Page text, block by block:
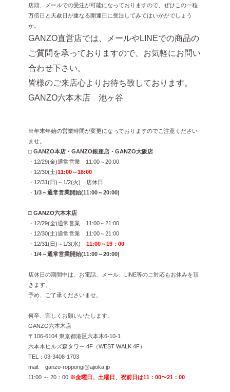
店頭、メールでの受注が可能になっておりますので、ぜひこの一粒
万倍日と天赦日が重なる開運日に受注してみてはいかがでしょう
か。
GANZO直営店では、メールやLINEでの商品の
ご質問を承っておりますので、お気軽にお問い
合わせ下さい。
皆様のご来店心よりお待ち致しております。
GANZO六本木店 池ヶ谷
※年末年始の営業時間が変更になっておりますのでご注意ください
ませ。
□ GANZO本店・GANZO銀座店・GANZO大阪店
・12/29(金)通常営業 11:00～20:00
・12/30(土)11:00～18:00
・12/31(日)～1/2(火) 店休日
・ 1/3～通常営業開始(11:00～20:00)
□GANZO六本木店
・12/29(金)通常営業 11:00～21:00
・12/30(土)通常営業 11:00～21:00
・12/31(日)～1/3(水) 11:00～19：00
・ 1/4～通常営業開始(11:00～20:00)
店休日の期間中は、お電話、メール、LINE等のご対応もお休みを頂
きます。
予め、ご了承くださいませ。
何卒、宜しくお願いいたします。
GANZO六本木店
〒106-6104 東京都港区六本木6-10-1
六本木ヒルズ森タワー 4F（WEST WALK 4F）
TEL：03-3408-1703
mail: ganzo-roppongi@ajioka.jp
11:00 ～ 20：00 ※金曜日、土曜日、祝前日は11：00〜21：00